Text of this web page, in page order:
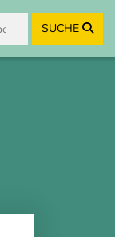
SUCHE